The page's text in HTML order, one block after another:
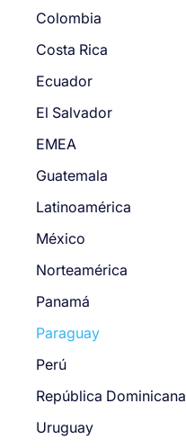
Colombia
Costa Rica
Ecuador
El Salvador
EMEA
Guatemala
Latinoamérica
México
Norteamérica
Panamá
Paraguay
Perú
República Dominicana
Uruguay